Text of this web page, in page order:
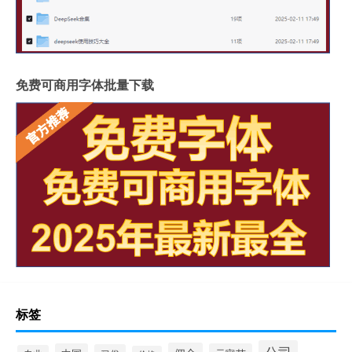
免费可商用字体批量下载
标签